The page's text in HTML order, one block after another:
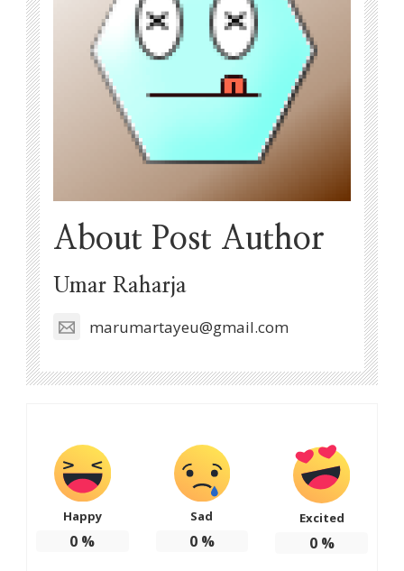
About Post Author
Umar Raharja
marumartayeu@gmail.com
Happy
0 %
Sad
0%
Excited
0%